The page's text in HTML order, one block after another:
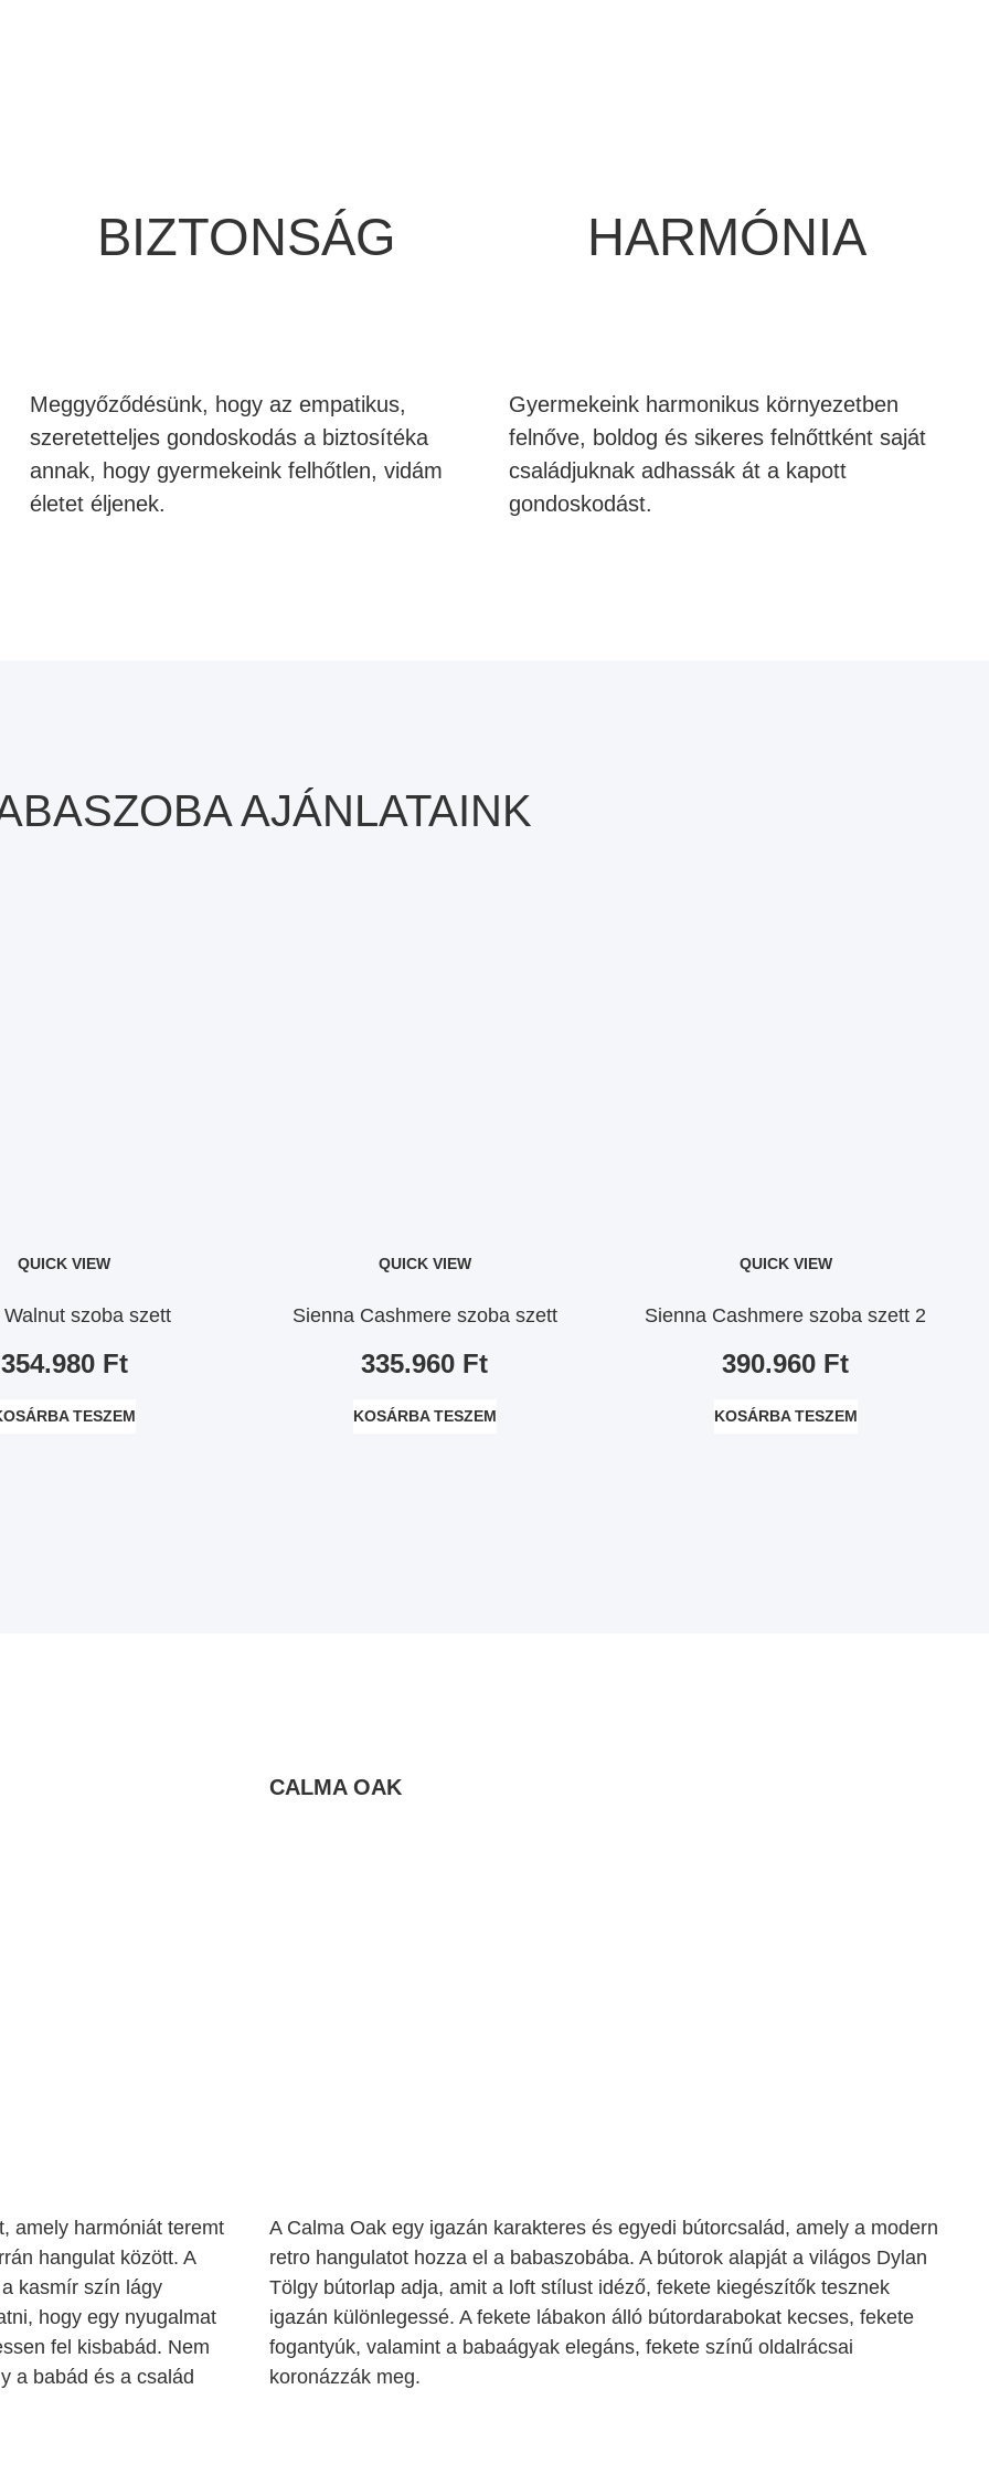
BIZTONSÁG
Meggyőződésünk, hogy az empatikus,
szeretetteljes gondoskodás a biztosítéka
annak, hogy gyermekeink felhőtlen, vidám
életet éljenek.
HARMÓNIA
Gyermekeink harmonikus környezetben
felnőve, boldog és sikeres felnőttként saját
családjuknak adhassák át a kapott
gondoskodást.
AJÁNLATAINK
QUICK VIEW
szoba szett
354.980 Ft
TESZEM
QUICK VIEW
Sienna Cashmere szoba szett
335.960 Ft
KOSÁRBA TESZEM
QUICK VIEW
Sienna Cashmere szoba szett 2
390.960 Ft
KOSÁRBA TESZEM
amely harmóniát teremt
hangulat között. A
kasmír szín lágy
hogy egy nyugalmat
fel kisbabád. Nem
a babád és a család
CALMA OAK
A Calma Oak egy igazán karakteres és egyedi bútorcsalád, amely a modern
retro hangulatot hozza el a babaszobába. A bútorok alapját a világos Dylan
Tölgy bútorlap adja, amit a loft stílust idéző, fekete kiegészítők tesznek
igazán különlegessé. A fekete lábakon álló bútordarabokat kecses, fekete
fogantyúk, valamint a babaágyak elegáns, fekete színű oldalrácsai
koronázzák meg.